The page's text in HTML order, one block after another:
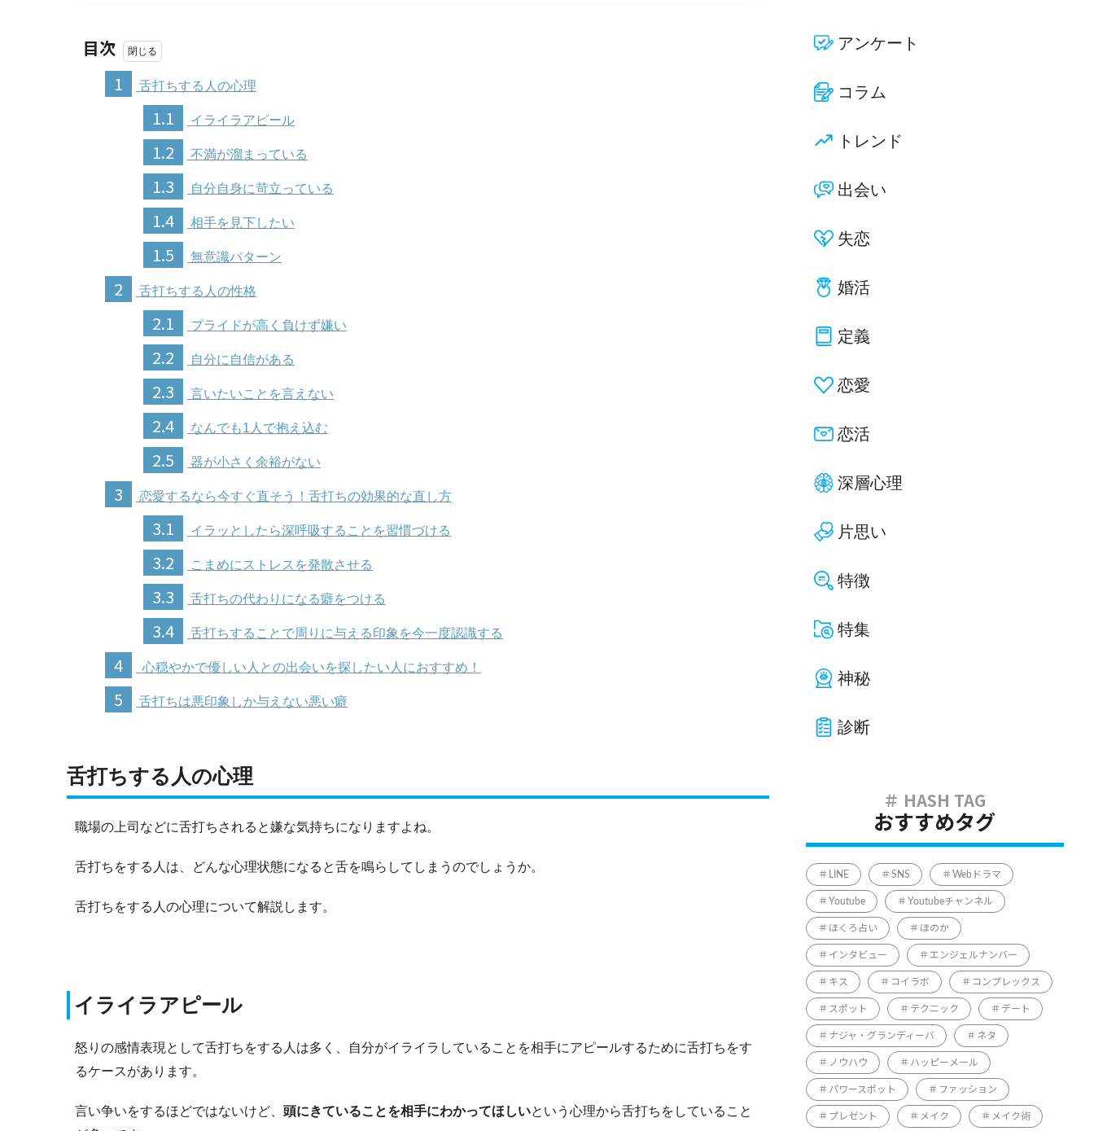
目次
1
舌打ちする人の心理
1.1 イライラアピール
1.2 不満が溜まっている
1.3 自分自身に苛立っている
1.4 相手を見下したい
1.5 無意識パターン
2 舌打ちする人の性格
2.1 プライドが高く負けず嫌い
2.2 自分に自信がある
2.3 言いたいことを言えない
2.4 なんでも1人で抱え込む
2.5 器が小さく余裕がない
3 恋愛するなら今すぐ直そう！舌打ちの効果的な直し方
3.1 イラッとしたら深呼吸することを習慣づける
3.2 こまめにストレスを発散させる
3.3 舌打ちの代わりになる癖をつける
3.4 舌打ちすることで周りに与える印象を今一度認識する
4 心穏やかで優しい人との出会いを探したい人におすすめ！
5 舌打ちは悪印象しか与えない悪い癖
舌打ちする人の心理
職場の上司などに舌打ちされると嫌な気持ちになりますよね。
舌打ちをする人は、どんな心理状態になると舌を鳴らしてしまうのでしょうか。
舌打ちをする人の心理について解説します。
イライラアピール
怒りの感情表現として舌打ちをする人は多く、自分がイライラしていることを相手にアピールするために舌打ちをす
るケースがあります。
言い争いをするほどではないけど、 頭にきていることを相手にわかってほしいという心理から舌打ちをしていること
アンケート
コラム
トレンド
出会い
失恋
婚活
定義
恋愛
恋活
深層心理
片思い
特徴
特集
神秘
診断
おすすめタグ
LINE SNS Webドラマ
Youtube Youtubeチャンネル
ほくろ占い ほのか
インタビュー エンジェルナンバー
キス コイラボ コンプレックス
スポット テクニック デート
ナジャ・グランディーバ ネタ
ノウハウ ハッピーメール
パワースポット ファッション
プレゼント メイク メイク術